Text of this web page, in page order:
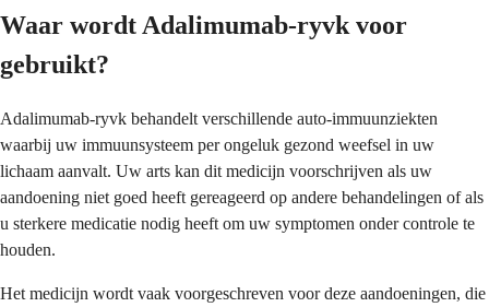
Waar wordt Adalimumab-ryvk voor
gebruikt?
Adalimumab-ryvk behandelt verschillende auto-immuunziekten
waarbij uw immuunsysteem per ongeluk gezond weefsel in uw
lichaam aanvalt. Uw arts kan dit medicijn voorschrijven als uw
aandoening niet goed heeft gereageerd op andere behandelingen of als
u sterkere medicatie nodig heeft om uw symptomen onder controle te
houden.
Het medicijn wordt vaak voorgeschreven voor deze aandoeningen, die